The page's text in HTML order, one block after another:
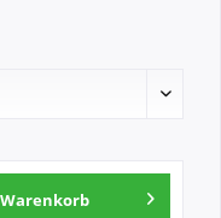
Warenkorb